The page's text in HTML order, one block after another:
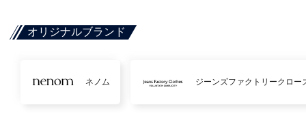
オリジナルブランド
ネノム ジーンズファクトリークロー